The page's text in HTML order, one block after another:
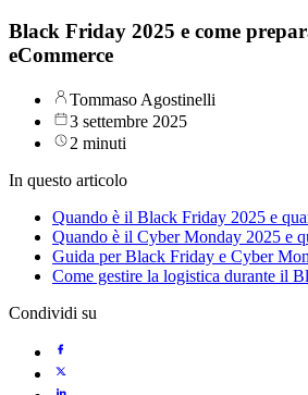
Black Friday 2025 e come
eCommerce
Tommaso Agostinelli
3 settembre 2025
2 minuti
In questo articolo
Quando è il Black Friday 2025 e
Quando è il Cyber Monday 2025 e
Guida per Black Friday e Cyber
Come gestire la logistica durante il
Condividi su